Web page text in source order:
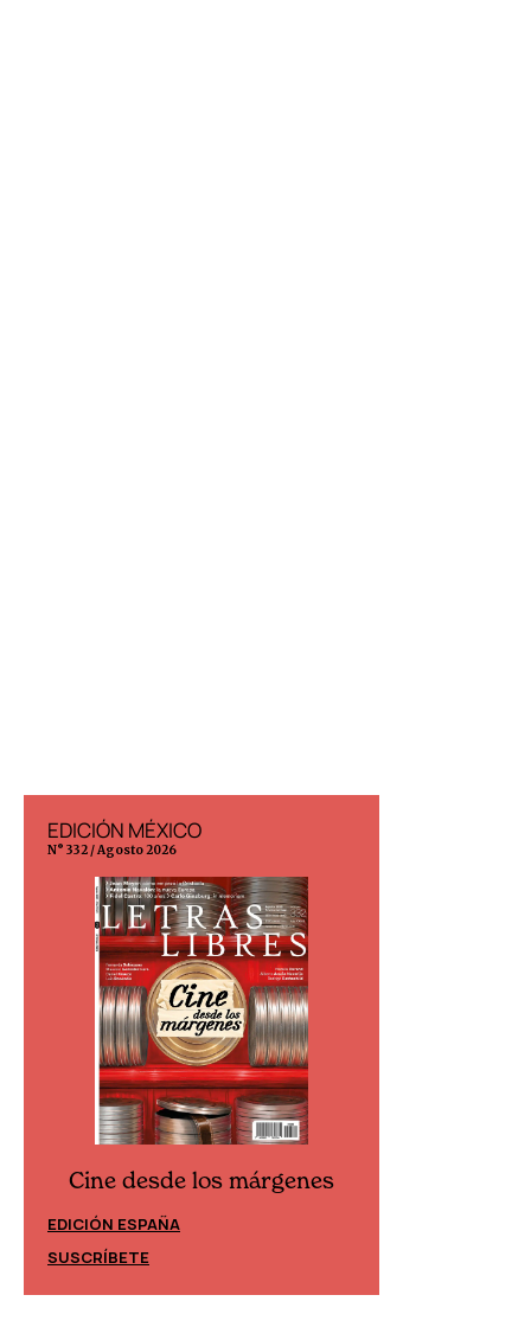
EDICIÓN MÉXICO
N° 332 / Agosto 2026
Cine desde los márgenes
EDICIÓN ESPAÑA
SUSCRÍBETE